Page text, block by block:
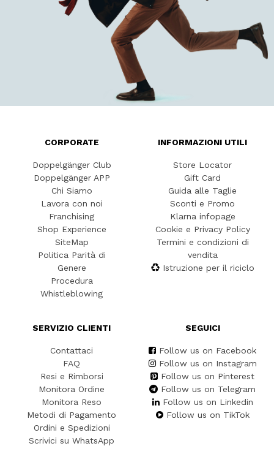
CORPORATE
Doppelgänger Club
Doppelgänger APP
Chi Siamo
Lavora con noi
Franchising
Shop Experience
SiteMap
Politica Parità di
Genere
Procedura
Whistleblowing
INFORMAZIONI UTILI
Store Locator
Gift Card
Guida alle Taglie
Sconti e Promo
Klarna infopage
Cookie e Privacy Policy
Termini e condizioni di
vendita
Istruzione per il riciclo
SERVIZIO CLIENTI
Contattaci
FAQ
Resi e Rimborsi
Monitora Ordine
Monitora Reso
Metodi di Pagamento
Ordini e Spedizioni
Scrivici su WhatsApp
SEGUICI
Follow us on Facebook
Follow us on Instagram
Follow us on Pinterest
Follow us on Telegram
Follow us on Linkedin
Follow us on TikTok